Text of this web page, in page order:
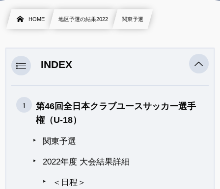
HOME 地区予選の結果2022 関東予選
INDEX
第46回全日本クラブユースサッカー選手
権（U-18）
関東予選
2022年度 大会結果詳細
＜日程＞